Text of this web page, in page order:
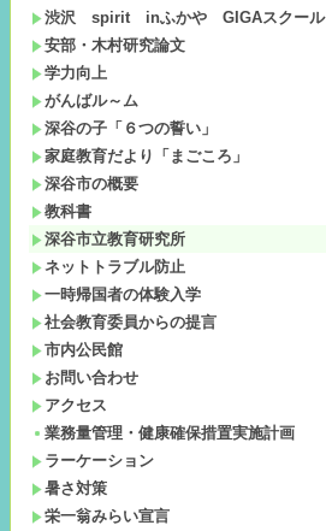
渋沢 spirit inふかや GIGAスクール
安部・木村研究論文
学力向上
がんばル～ム
深谷の子「６つの誓い」
家庭教育だより「まごころ」
深谷市の概要
教科書
深谷市立教育研究所
ネットトラブル防止
一時帰国者の体験入学
社会教育委員からの提言
市内公民館
お問い合わせ
アクセス
業務量管理・健康確保措置実施計画
ラーケーション
暑さ対策
栄一翁みらい宣言